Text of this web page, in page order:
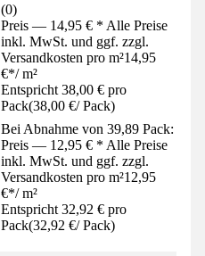
(0)
Preis — 14,95 € * Alle Preise
inkl. MwSt. und ggf. zzgl.
Versandkosten pro m²14,95
€*/ m²
Entspricht 38,00 € pro
Pack(38,00 €/ Pack)
Bei Abnahme von 39,89 Pack:
Preis — 12,95 € * Alle Preise
inkl. MwSt. und ggf. zzgl.
Versandkosten pro m²12,95
€*/ m²
Entspricht 32,92 € pro
Pack(32,92 €/ Pack)